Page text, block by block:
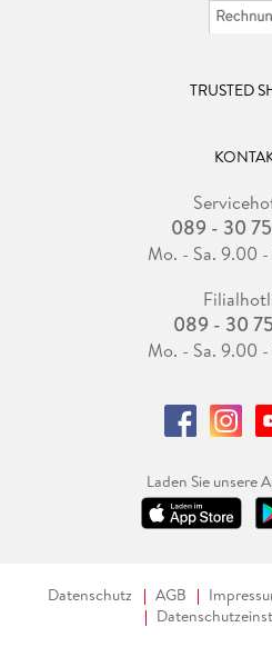
TRUSTED
089 - 30
Mo. - Sa. 9.00
089 - 30
Mo. - Sa. 9.00
Laden Sie unsere
Datenschutz AGB